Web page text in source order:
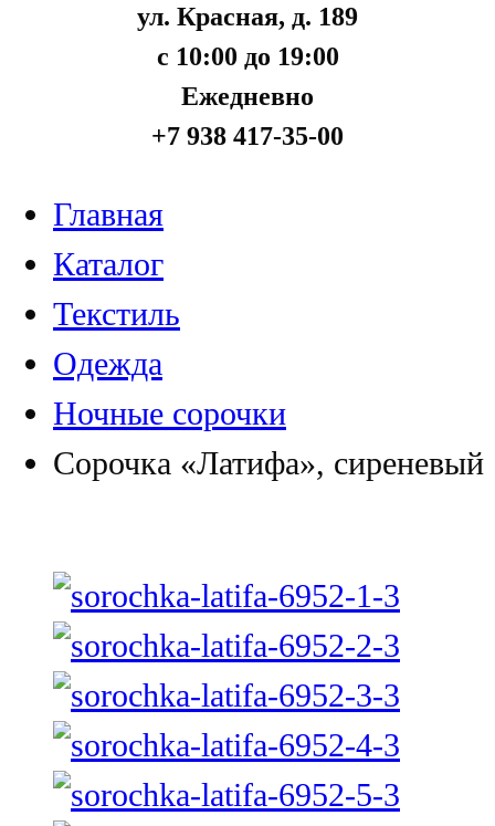
ул. Красная, д. 189
с 10:00 до 19:00
Ежедневно
+7 938 417-35-00
Главная
Каталог
Текстиль
Одежда
Ночные сорочки
Сорочка «Латифа», сиреневый